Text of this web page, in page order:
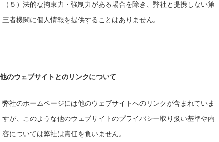
（５）法的な拘束力・強制力がある場合を除き、弊社と提携しない第
三者機関に個人情報を提供することはありません。
他のウェブサイトとのリンクについて
弊社のホームページには他のウェブサイトへのリンクが含まれていま
すが、このような他のウェブサイトのプライバシー取り扱い基準や内
容については弊社は責任を負いません。